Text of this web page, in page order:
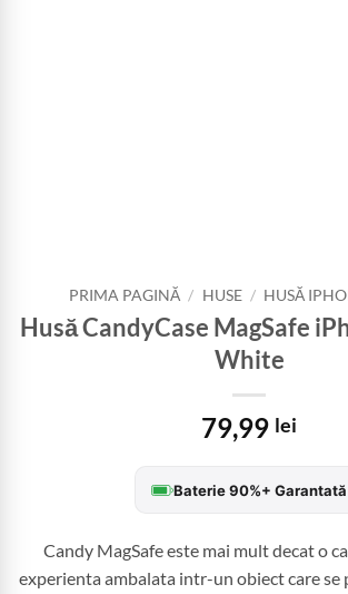
PRIMA PAGINĂ / HUSE / HUSĂ
Husă CandyCase MagSafe
White
79,99 lei
Baterie 90%+ Garantată
Candy MagSafe este mai mult decat o
experienta ambalata intr-un obiect care